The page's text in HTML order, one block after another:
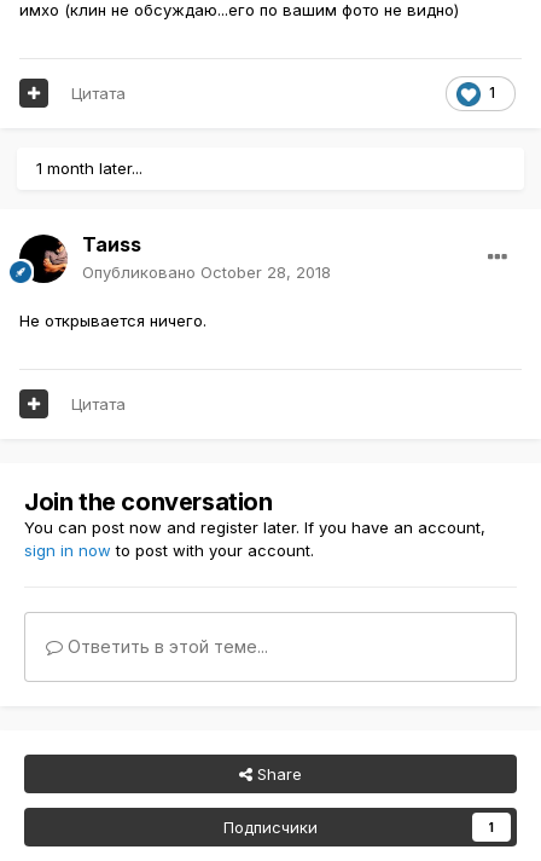
имхо (клин не обсуждаю...его по вашим фото не видно)
1
Цитата
1 month later...
Таиss
Опубликовано October 28, 2018
Не открывается ничего.
Цитата
Join the conversation
You can post now and register later. If you have an account,
sign in now to post with your account.
Ответить в этой теме...
Share
Подписчики 1